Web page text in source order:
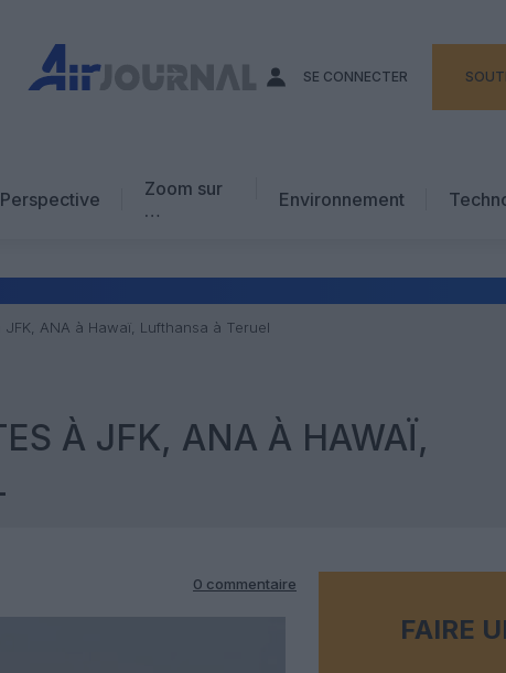
SE CONNECTER
Perspective
Zoom sur
…
Avis d’expert
Environnement
ANA à Hawaï, Lufthansa à Teruel
À JFK, ANA À HAWAÏ,
0 commentaire
FAIRE